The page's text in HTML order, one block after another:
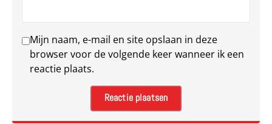
Mijn naam, e-mail en site opslaan in deze
browser voor de volgende keer wanneer ik een
reactie plaats.